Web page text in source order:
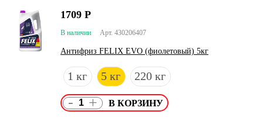
Арт. 430206407
В наличии
Антифриз FELIX EVO (фиолетовый) 5кг
1 кг 5 кг 220 кг
1709 Р
- +